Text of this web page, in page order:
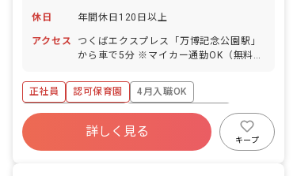
休日 年間休日120日以上
アクセス
つくばエクスプレス「万博記念公園駅」
から車で5分 ※マイカー通勤OK（無料駐
り）沿い、つくば秀英高校のすぐ近くに
あります。
正社員 認可保育園
4月入職OK
ボーナス・賞与あり
年間休日120日以上
社会保険完備
有給
福利厚生充実
詳しく見る
キープ